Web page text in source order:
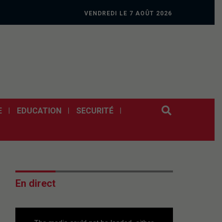
VENDREDI LE 7 AOÛT 2026
EDUCATION SECURITÉ
En direct